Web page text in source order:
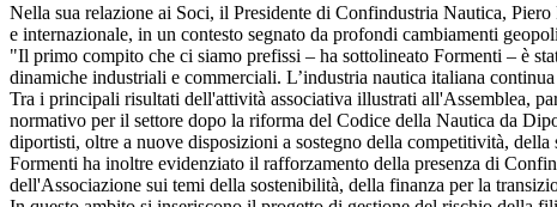
Nella sua relazione ai Soci, il Presidente di Confindustria Nautica,
e internazionale, in un contesto segnato da profondi cambiamenti
"Il primo compito che ci siamo prefissi – ha sottolineato Formenti – è
dinamiche industriali e commerciali. L’industria nautica italiana
Tra i principali risultati dell'attività associativa illustrati all'Assemblea,
normativo per il settore dopo la riforma del Codice della Nautica da
diportisti, oltre a nuove disposizioni a sostegno della competitività,
Formenti ha inoltre evidenziato il rafforzamento della presenza di
dell'Associazione sui temi della sostenibilità, della finanza per la